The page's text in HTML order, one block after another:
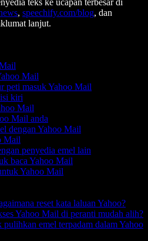
, speechify.com/blog, dan
lanjut.
Mail
peti masuk Yahoo Mail
kiri
Mail
Mail anda
dengan Yahoo Mail
Mail
penyedia emel lain
baca Yahoo Mail
Yahoo Mail
reset kata laluan Yahoo?
Yahoo Mail di peranti mudah alih?
pulihkan emel terpadam dalam Yahoo